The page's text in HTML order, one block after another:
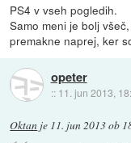
PS4 v vseh pogledih.
Samo meni je bolj
premakne naprej, ker
opeter
:: 11. jun 2013,
Oktan je 11. jun 2013 ob